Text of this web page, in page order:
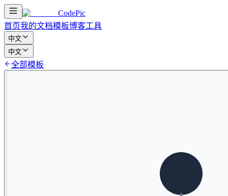
CodePic
首页我的文档模板博客工具
中文
中文
全部模板